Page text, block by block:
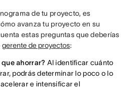
de tu proyecto, es
avanza tu proyecto en su
estas preguntas que deberías
gerente de proyectos:
ahorrar? Al identificar cuánto
podrás determinar lo poco o lo
e intensificar el